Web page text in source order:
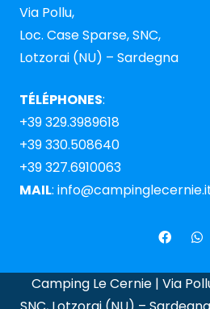
Via Pollu,
Loc. Case Sparse, SNC,
Lotzorai (NU) – Sardegna
TÉLÉPHONES:
+39 329.3989618
+39 330.508640
+39 327.6910063
MAIL:
Camping Le Cernie | Via